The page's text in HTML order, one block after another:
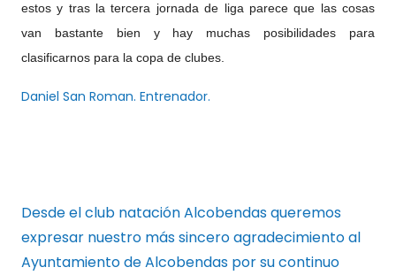
estos y tras la tercera jornada de liga parece que las cosas
van bastante bien y hay muchas posibilidades para
clasificarnos para la copa de clubes.
Daniel San Roman. Entrenador.
Desde el club natación Alcobendas queremos
expresar nuestro más sincero agradecimiento al
Ayuntamiento de Alcobendas por su continuo